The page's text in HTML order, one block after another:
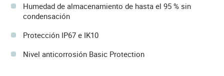
Humedad de almacenamiento de hasta el 95 % sin
condensación
Protección IP67 e IK10
Nivel anticorrosión Basic Protection